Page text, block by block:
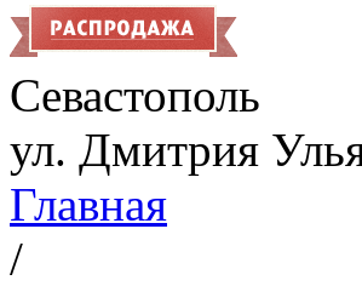
Севастополь
ул. Дмитрия
Главная
/